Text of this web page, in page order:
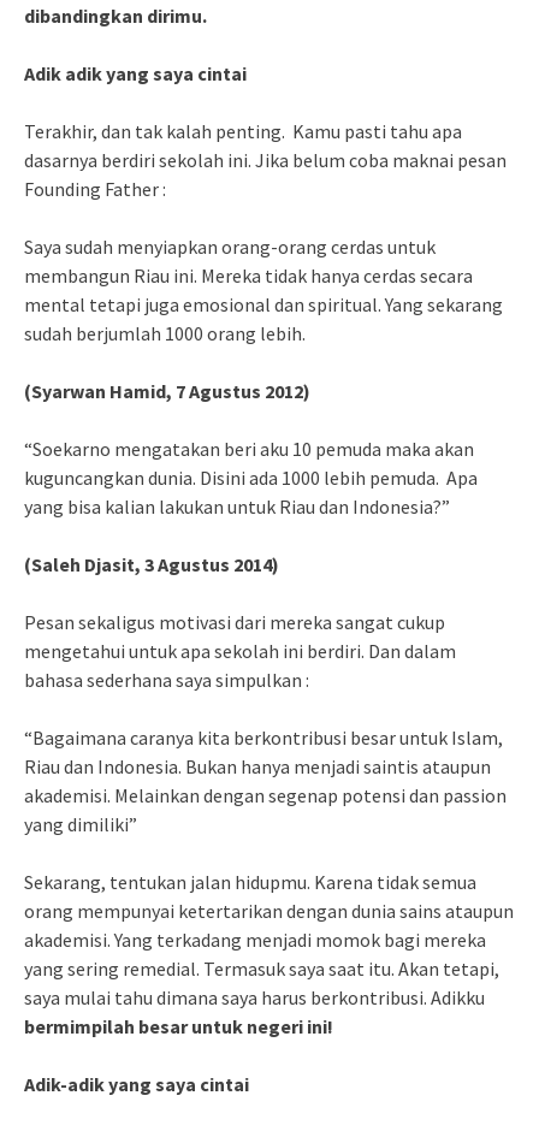
dibandingkan dirimu.
Adik adik yang saya cintai
Terakhir, dan tak kalah penting. Kamu pasti tahu apa
dasarnya berdiri sekolah ini. Jika belum coba maknai pesan
Founding Father :
Saya sudah menyiapkan orang-orang cerdas untuk
membangun Riau ini. Mereka tidak hanya cerdas secara
mental tetapi juga emosional dan spiritual. Yang sekarang
sudah berjumlah 1000 orang lebih.
(Syarwan Hamid, 7 Agustus 2012)
“Soekarno mengatakan beri aku 10 pemuda maka akan
kuguncangkan dunia. Disini ada 1000 lebih pemuda. Apa
yang bisa kalian lakukan untuk Riau dan Indonesia?”
(Saleh Djasit, 3 Agustus 2014)
Pesan sekaligus motivasi dari mereka sangat cukup
mengetahui untuk apa sekolah ini berdiri. Dan dalam
bahasa sederhana saya simpulkan :
“Bagaimana caranya kita berkontribusi besar untuk Islam,
Riau dan Indonesia. Bukan hanya menjadi saintis ataupun
akademisi. Melainkan dengan segenap potensi dan passion
yang dimiliki”
Sekarang, tentukan jalan hidupmu. Karena tidak semua
orang mempunyai ketertarikan dengan dunia sains ataupun
akademisi. Yang terkadang menjadi momok bagi mereka
yang sering remedial. Termasuk saya saat itu. Akan tetapi,
saya mulai tahu dimana saya harus berkontribusi. Adikku
bermimpilah besar untuk negeri ini!
Adik-adik yang saya cintai